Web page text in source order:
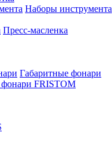
Наборы инструмента
Пресс-масленка
Габаритные фонари
FRISTOM